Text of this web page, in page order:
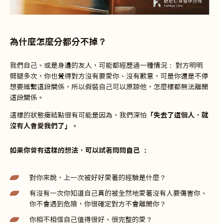
為什麼怎麼分都分不掉？
我們自己、或是身邊的友人，可能都經歷過一種情況： 對方明明
劈腿多次，你也覺得對方沒有要愛你、沒有歉意，可是你還是不停
想要維繫這段關係，所以假裝自己可以原諒他，怎麼樣都無法離開
這段關係。
這樣的狀態癥結點很有可能是因為，我們深怕 「失去了這個人，就
沒有人會愛我們了」。
如果你曾有這樣的想法，可以試著問問自己 ：
對你來說，上一次被好好愛著的經驗是什麼？
有沒有一次你知道自己真的被全然地愛著沒有人要傷害你、
你不會遇到危險，你很確定對方不會離開你？
你相不相信自己值得很好、很完整的愛？